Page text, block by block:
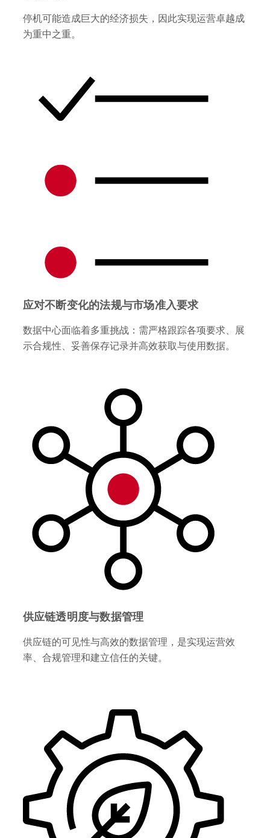
停机可能造成巨大的经济损失，因此实现运营卓越成
为重中之重。
应对不断变化的法规与市场准入要求
数据中心面临着多重挑战：需严格跟踪各项要求、展
示合规性、妥善保存记录并高效获取与使用数据。
供应链透明度与数据管理
供应链的可见性与高效的数据管理，是实现运营效
率、合规管理和建立信任的关键。